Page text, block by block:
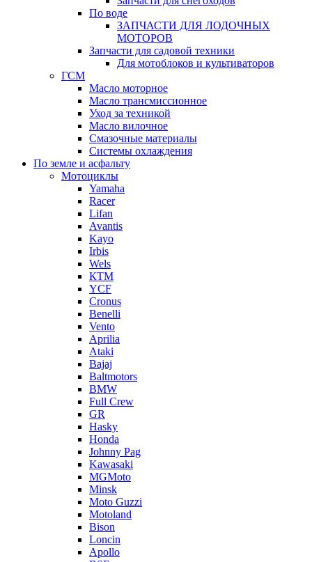
По воде
ЗАПЧАСТИ ДЛЯ ЛОДОЧНЫХ
МОТОРОВ
Запчасти для садовой техники
Для мотоблоков и культиваторов
ГСМ
Масло моторное
Масло трансмиссионное
Уход за техникой
Масло вилочное
Смазочные материалы
Системы охлаждения
По земле и асфальту
Мотоциклы
Yamaha
Racer
Lifan
Avantis
Kayo
Irbis
Wels
КТМ
YCF
Cronus
Benelli
Vento
Aprilia
Ataki
Bajaj
Baltmotors
BMW
Full Crew
GR
Hasky
Honda
Johnny Pag
Kawasaki
MGMoto
Minsk
Moto Guzzi
Motoland
Bison
Loncin
Apollo